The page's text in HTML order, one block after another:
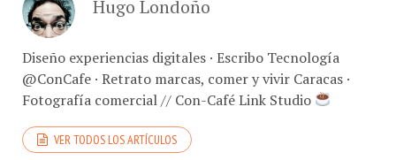
Hugo Londoño
Diseño experiencias digitales · Escribo Tecnología
@ConCafe · Retrato marcas, comer y vivir Caracas ·
Fotografía comercial // Con-Café Link Studio
VER TODOS LOS ARTÍCULOS